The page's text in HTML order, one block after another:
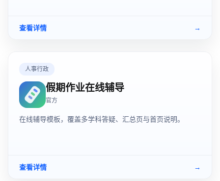
查看详情 →
人事行政
假期作业在线辅导
官方
在线辅导模板，覆盖多学科答疑、汇总页与首页说明。
查看详情 →